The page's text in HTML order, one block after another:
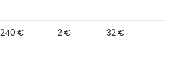
240 € 2 € 32 €